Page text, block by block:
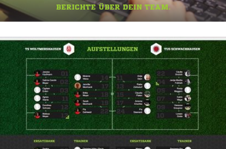
BERICHTE ÜBER DEIN TEAM.